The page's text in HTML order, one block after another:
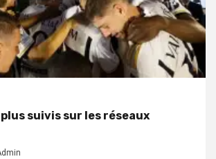
plus suivis sur les réseaux